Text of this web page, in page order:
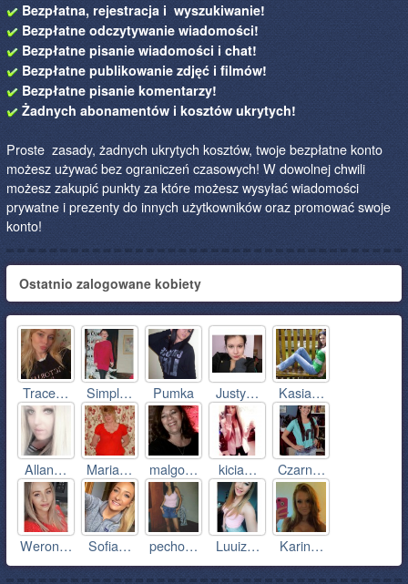
Bezpłatna, rejestracja i wyszukiwanie!
Bezpłatne odczytywanie wiadomości!
Bezpłatne pisanie wiadomości i chat!
Bezpłatne publikowanie zdjęć i filmów!
Bezpłatne pisanie komentarzy!
Żadnych abonamentów i kosztów ukrytych!
Proste zasady, żadnych ukrytych kosztów, twoje bezpłatne konto
możesz używać bez ograniczeń czasowych! W dowolnej chwili
możesz zakupić punkty za które możesz wysyłać wiadomości
prywatne i prezenty do innych użytkowników oraz promować swoje
konto!
Ostatnio zalogowane kobiety
Trace… Simpl… Pumka Justy… Kasia…
Allan… Maria… malgo… kicia… Czarn…
Weron… Sofia… pecho… Luuiz… Karin…